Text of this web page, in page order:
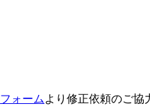
フォーム より修正依頼のご協